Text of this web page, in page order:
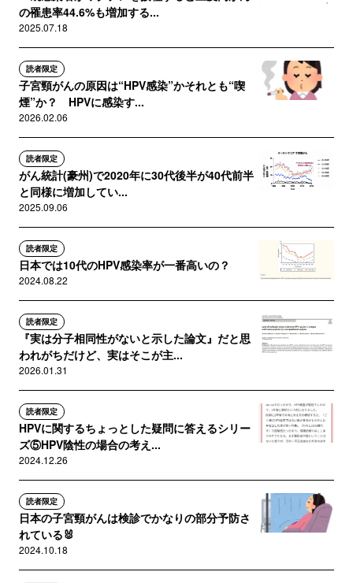
の罹患率44.6%も増加する...
2025.07.18
読者限定
子宮頸がんの原因は“HPV感染”かそれとも“喫
煙”か？ HPVに感染す...
2026.02.06
読者限定
がん統計(豪州)で2020年に30代後半が40代前半
と同様に増加してい...
2025.09.06
読者限定
日本では10代のHPV感染率が一番高いの？
2024.08.22
読者限定
『実は分子相同性がないと示した論文』だと思
われがちだけど、実はそこが主...
2026.01.31
読者限定
HPVに関するちょっとした疑問に答えるシリー
ズ⑤HPV陰性の場合の考え...
2024.12.26
読者限定
日本の子宮頸がんは検診でかなりの部分予防さ
れている🐰
2024.10.18